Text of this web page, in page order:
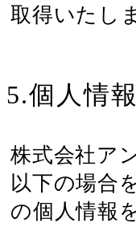
取得いたし
5.個人情
株式会社ア
以下の場合
の個人情報